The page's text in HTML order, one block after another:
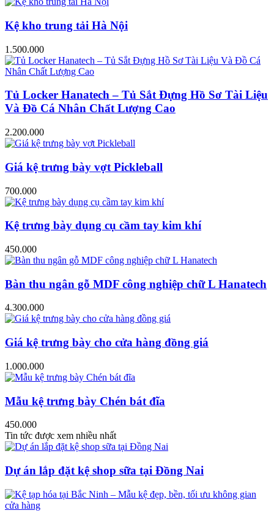
Kệ kho trung tải Hà Nội
1.500.000
Tủ Locker Hanatech – Tủ Sắt Đựng Hồ Sơ Tài Liệu
Và Đồ Cá Nhân Chất Lượng Cao
2.200.000
Giá kệ trưng bày vợt Pickleball
700.000
Kệ trưng bày dụng cụ cầm tay kim khí
450.000
Bàn thu ngân gỗ MDF công nghiệp chữ L Hanatech
4.300.000
Giá kệ trưng bày cho cửa hàng đồng giá
1.000.000
Mẫu kệ trưng bày Chén bát đĩa
450.000
Tin tức được xem nhiều nhất
Dự án lắp đặt kệ shop sữa tại Đồng Nai